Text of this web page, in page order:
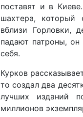
поставят и в
шахтера, который
вблизи Горловки,
падают патроны, он
себя.
Курков
то создал два
лучших изданий
миллионов